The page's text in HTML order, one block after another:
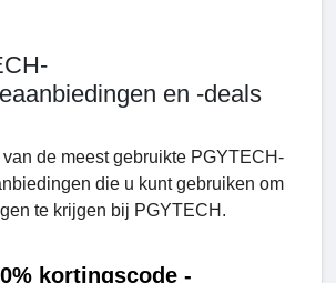
en -deals
de meest gebruikte PGYTECH-
die u kunt gebruiken om
te krijgen bij PGYTECH.
kortingscode -